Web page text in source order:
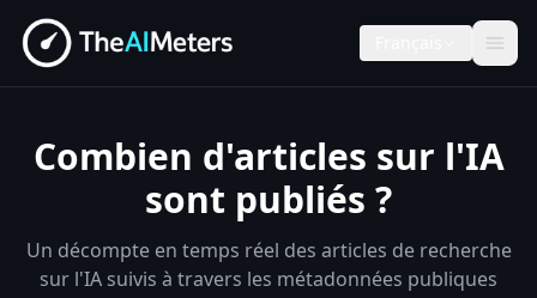
Combien d'articles sur l'IA
sont publiés ?
Un décompte en temps réel des articles de recherche
sur l'IA suivis à travers les métadonnées publiques